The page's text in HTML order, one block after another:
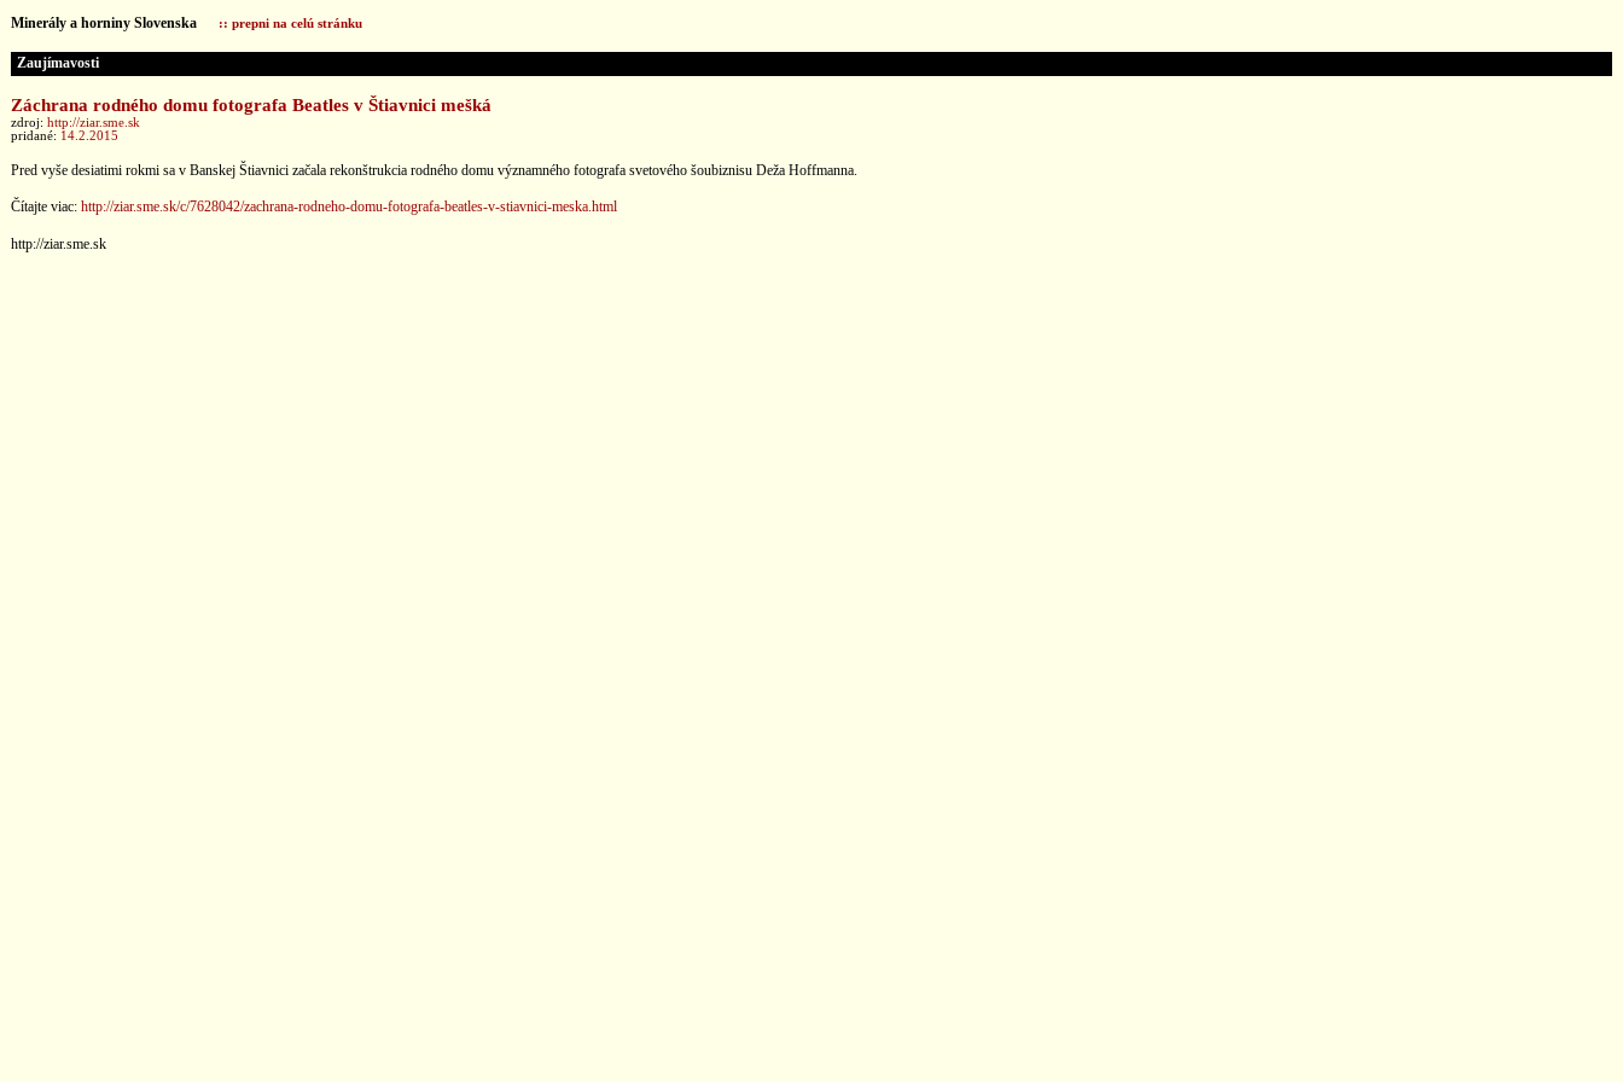
Minerály a horniny Slovenska :: prepni na celú stránku
Zaujímavosti
Záchrana rodného domu fotografa Beatles v Štiavnici mešká
zdroj: http://ziar.sme.sk
pridané: 14.2.2015
Pred vyše desiatimi rokmi sa v Banskej Štiavnici začala rekonštrukcia rodného domu významného fotografa svetového šoubiznisu Deža Hoffmanna.
Čítajte viac: http://ziar.sme.sk/c/7628042/zachrana-rodneho-domu-fotografa-beatles-v-stiavnici-meska.html
http://ziar.sme.sk